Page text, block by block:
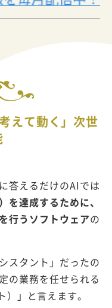
えて動く」次世
答えるだけのAIでは
を達成するために、
行うソフトウェアの
スタント」だったの
の業務を任せられる
」と言えます。